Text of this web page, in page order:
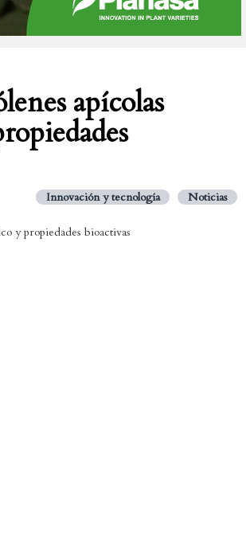
apícolas
Innovación y tecnología Noticias